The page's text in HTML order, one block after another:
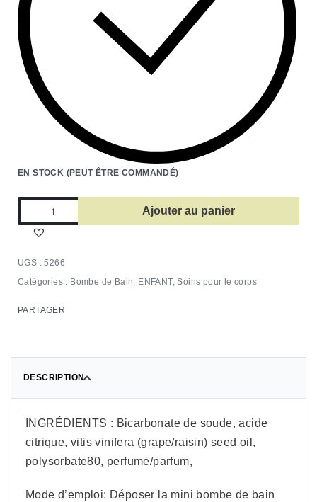
EN STOCK (PEUT ÊTRE COMMANDÉ)
Ajouter au panier
5266
Catégories : Bombe de Bain, ENFANT,Soins pour le corps
PARTAGER
DESCRIPTION
INGRÉDIENTS : Bicarbonate de soude, acide
citrique, vitis vinifera (grape/raisin) seed oil,
polysorbate80, perfume/parfum,
Mode d’emploi: Déposer la mini bombe de bain